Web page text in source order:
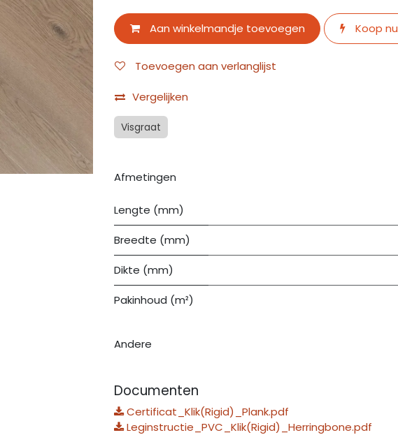
Aan winkelmandje toevoegen Koop nu
Toevoegen aan verlanglijst
Vergelijken
Visgraat
Afmetingen
Lengte (mm)
Breedte (mm)
Dikte (mm)
Pakinhoud (m²)
Andere
Documenten
Certificat_Klik(Rigid)_Plank.pdf
Leginstructie_PVC_Klik(Rigid)_Herringbone.pdf